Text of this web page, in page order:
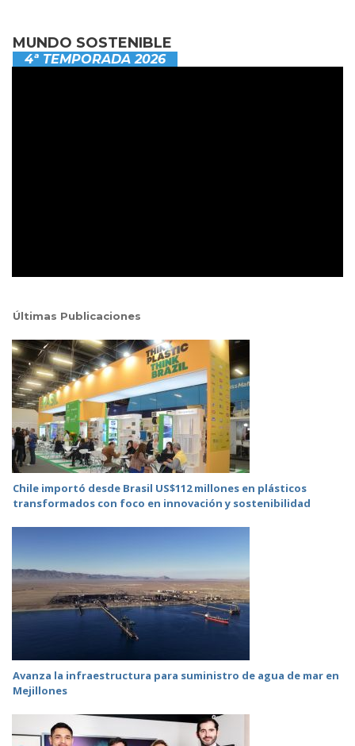
MUNDO SOSTENIBLE
4ª TEMPORADA 2026
Últimas Publicaciones
Chile importó desde Brasil US$112 millones en plásticos
transformados con foco en innovación y sostenibilidad
Avanza la infraestructura para suministro de agua de mar en
Mejillones